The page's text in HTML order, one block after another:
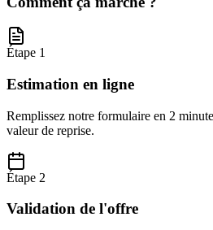
Étape 1
Estimation en ligne
Remplissez notre formulaire en 2
valeur de reprise.
Étape 2
Validation de l'offre